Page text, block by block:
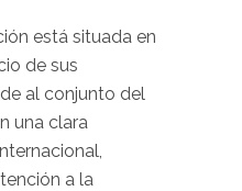
está situada en
de sus
al conjunto del
una clara
a la